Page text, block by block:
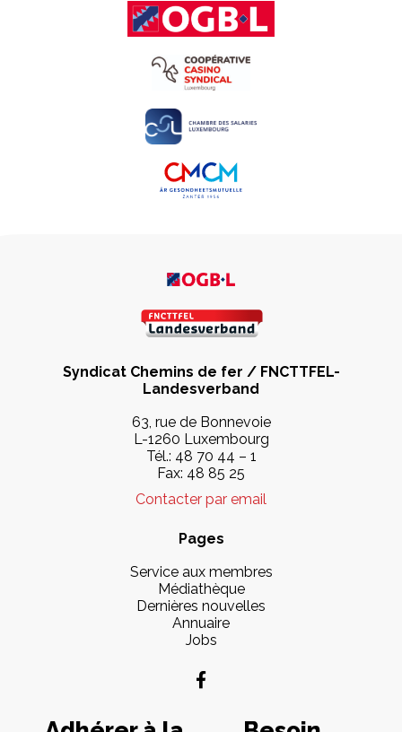
Syndicat Chemins de fer / FNCTTFEL-
Landesverband
63, rue de Bonnevoie
L-1260 Luxembourg
Tél.: 48 70 44 – 1
Fax: 48 85 25
Contacter par email
Pages
Service aux membres
Médiathèque
Dernières nouvelles
Annuaire
Jobs